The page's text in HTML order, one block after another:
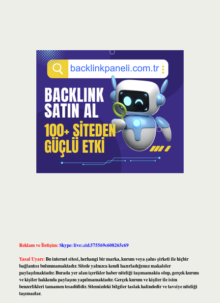
Reklam ve İletişim:Skype: live:.cid.575569c608265c69
Yasal Uyarı:Bu internet sitesi, herhangi bir marka, kurum veya şahıs şirketi ile hiçbir
bağlantısı bulunmamaktadır. Sitede yalnızca kendi hazırladığımız makaleler
paylaşılmaktadır. Burada yer alan içerikler haber niteliği taşımamakta olup, gerçek kurum
ve kişiler hakkında paylaşım yapılmamaktadır. Gerçek kurum ve kişiler ile isim
benzerlikleri tamamen tesadüfidir. Sitemizdeki bilgiler taslak halindedir ve tavsiye niteliği
taşımazlar.